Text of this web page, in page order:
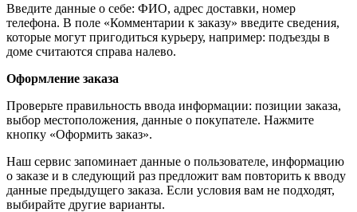
Введите данные о себе: ФИО, адрес доставки, номер
телефона. В поле «Комментарии к заказу» введите сведения,
которые могут пригодиться курьеру, например: подъезды в
доме считаются справа налево.
Оформление заказа
Проверьте правильность ввода информации: позиции заказа,
выбор местоположения, данные о покупателе. Нажмите
кнопку «Оформить заказ».
Наш сервис запоминает данные о пользователе, информацию
о заказе и в следующий раз предложит вам повторить к вводу
данные предыдущего заказа. Если условия вам не подходят,
выбирайте другие варианты.